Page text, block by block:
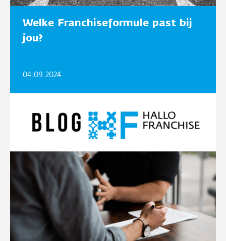
Welke Franchiseformule past bij
jou?
04.09.2024